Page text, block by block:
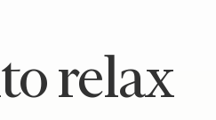
relax